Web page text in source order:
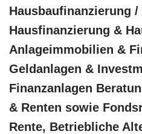
Hausbaufinanzierung
Hausfinanzierung &
Anlageimmobilien &
Geldanlagen &
Finanzanlagen
& Renten sowie
Rente, Betriebliche